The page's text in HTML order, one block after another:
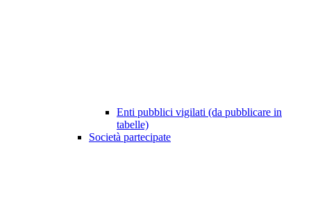
Enti pubblici vigilati (da pubblicare in
tabelle)
Società partecipate